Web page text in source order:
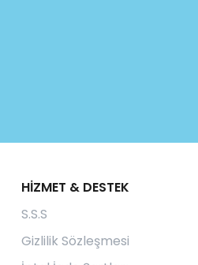
HİZMET & DESTEK
S.S.S
Gizlilik Sözleşmesi